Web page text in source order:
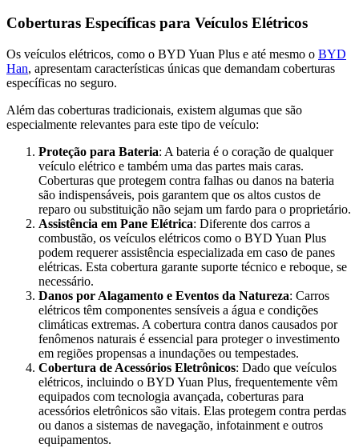
Coberturas Específicas para Veículos Elétricos
Os veículos elétricos, como o BYD Yuan Plus e até mesmo o BYD
Han, apresentam características únicas que demandam coberturas
específicas no seguro.
Além das coberturas tradicionais, existem algumas que são
especialmente relevantes para este tipo de veículo:
Proteção para Bateria: A bateria é o coração de qualquer
veículo elétrico e também uma das partes mais caras.
Coberturas que protegem contra falhas ou danos na bateria
são indispensáveis, pois garantem que os altos custos de
reparo ou substituição não sejam um fardo para o proprietário.
Assistência em Pane Elétrica: Diferente dos carros a
combustão, os veículos elétricos como o BYD Yuan Plus
podem requerer assistência especializada em caso de panes
elétricas. Esta cobertura garante suporte técnico e reboque, se
necessário.
Danos por Alagamento e Eventos da Natureza: Carros
elétricos têm componentes sensíveis a água e condições
climáticas extremas. A cobertura contra danos causados por
fenômenos naturais é essencial para proteger o investimento
em regiões propensas a inundações ou tempestades.
Cobertura de Acessórios Eletrônicos: Dado que veículos
elétricos, incluindo o BYD Yuan Plus, frequentemente vêm
equipados com tecnologia avançada, coberturas para
acessórios eletrônicos são vitais. Elas protegem contra perdas
ou danos a sistemas de navegação, infotainment e outros
equipamentos.